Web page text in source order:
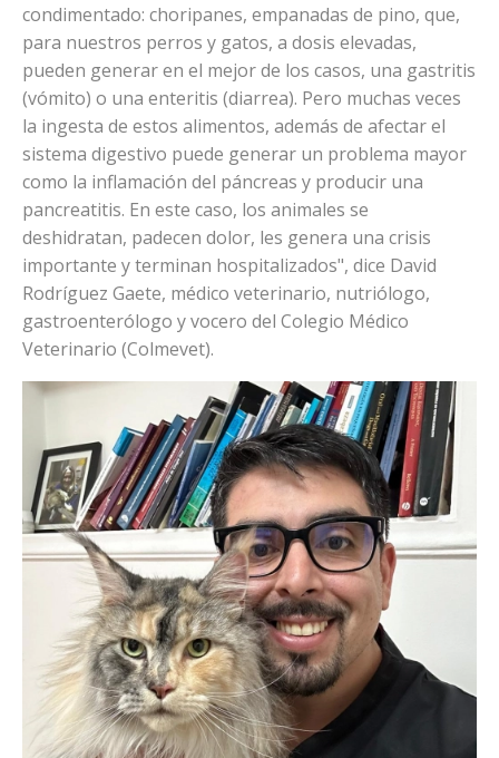
condimentado: choripanes, empanadas de pino, que,
para nuestros perros y gatos, a dosis elevadas,
pueden generar en el mejor de los casos, una gastritis
(vómito) o una enteritis (diarrea). Pero muchas veces
la ingesta de estos alimentos, además de afectar el
sistema digestivo puede generar un problema mayor
como la inflamación del páncreas y producir una
pancreatitis. En este caso, los animales se
deshidratan, padecen dolor, les genera una crisis
importante y terminan hospitalizados", dice David
Rodríguez Gaete, médico veterinario, nutriólogo,
gastroenterólogo y vocero del Colegio Médico
Veterinario (Colmevet).